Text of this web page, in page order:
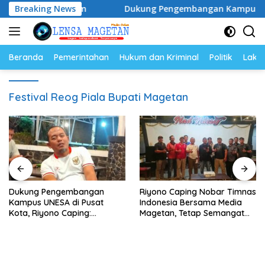
Langsung
ke
konten
Breaking News
Ayam Dukung Pengembangan Kampus UNESA
Beranda Pemerintahan Hukum dan Kriminal Politik
Festival Reog Piala Bupati Magetan
Dukung Pengembangan
Kampus UNESA di Pusat
Kota, Riyono Caping:
Riyono Caping Nobar Timnas
Indonesia Bersama Media
Magetan, Tetap Semangat